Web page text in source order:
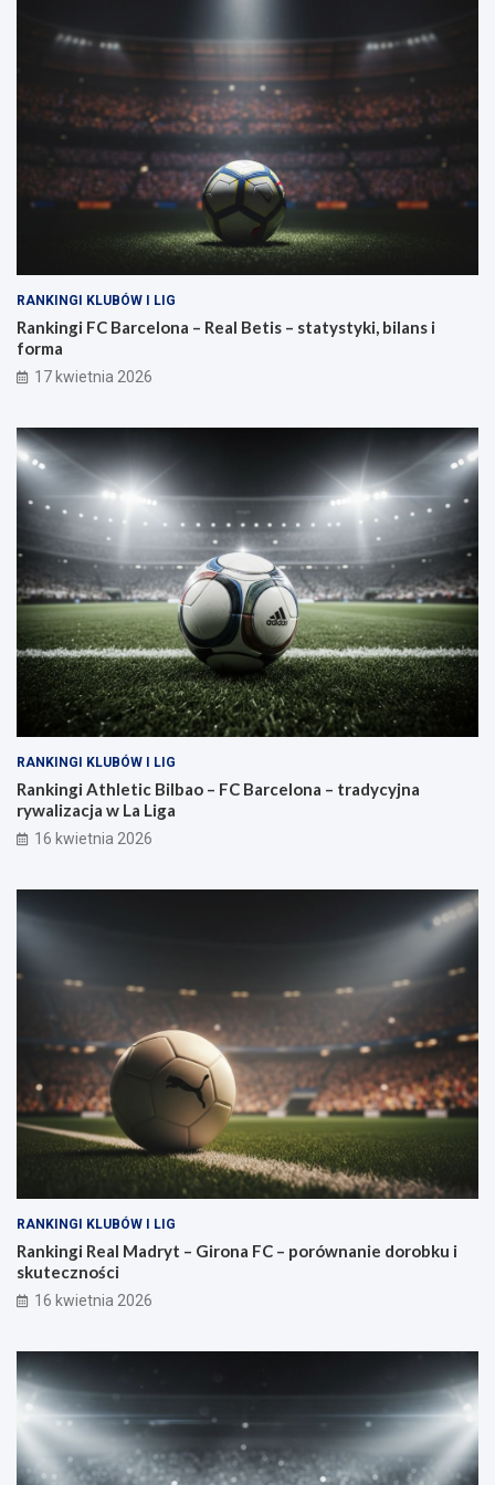
RANKINGI KLUBÓW I LIG
Rankingi FC Barcelona – Real Betis – statystyki, bilans i
forma
17 kwietnia 2026
RANKINGI KLUBÓW I LIG
Rankingi Athletic Bilbao – FC Barcelona – tradycyjna
rywalizacja w La Liga
16 kwietnia 2026
RANKINGI KLUBÓW I LIG
Rankingi Real Madryt – Girona FC – porównanie dorobku i
skuteczności
16 kwietnia 2026